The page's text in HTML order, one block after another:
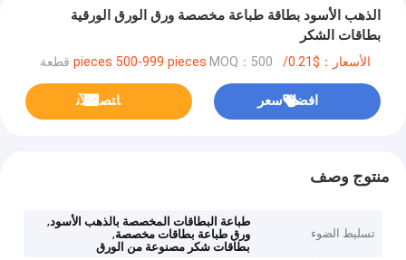
الذهب الأسود بطاقة طباعة مخصصة ورق الورق الورقية
بطاقات الشكر
الأسعار：$0.21/pieces 500-999 pieces MOQ：500 قطعة
افضل سعر ﺎﺘﺼﻟ ﺍﻶﻧ
منتوج وصف
تسليط الضوء
طباعة البطاقات المخصصة بالذهب الأسود,
ورق طباعة بطاقات مخصصة,
بطاقات شكر مصنوعة من الورق